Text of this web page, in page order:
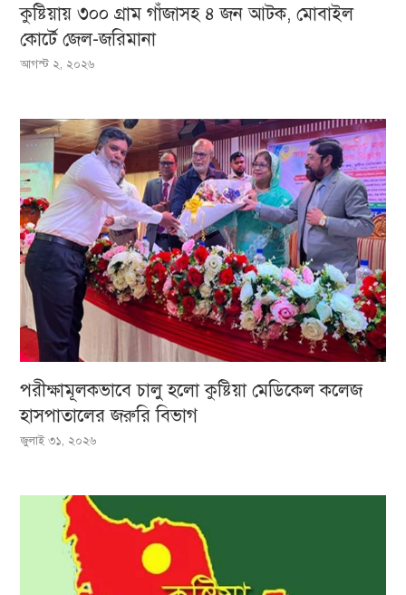
কুষ্টিয়ায় ৩০০ গ্রাম গাঁজাসহ ৪ জন আটক, মোবাইল
কোর্টে জেল-জরিমানা
আগস্ট ২, ২০২৬
পরীক্ষামূলকভাবে চালু হলো কুষ্টিয়া মেডিকেল কলেজ
হাসপাতালের জরুরি বিভাগ
জুলাই ৩১, ২০২৬